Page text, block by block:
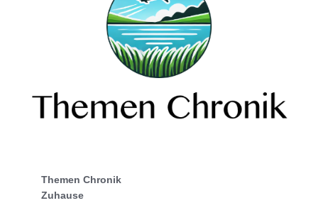
Themen Chronik
Zuhause